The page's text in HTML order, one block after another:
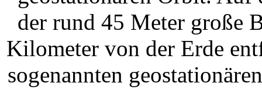
der rund 45 Meter große
Kilometer von der Erde
sogenannten